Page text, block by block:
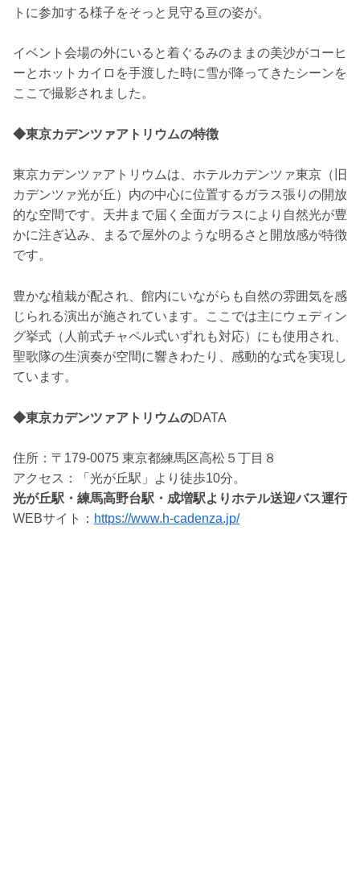
トに参加する様子をそっと見守る亘の姿が。
イベント会場の外にいると着ぐるみのままの美沙がコーヒ
ーとホットカイロを手渡した時に雪が降ってきたシーンを
ここで撮影されました。
◆東京カデンツァアトリウムの特徴
東京カデンツァアトリウムは、ホテルカデンツァ東京（旧
カデンツァ光が丘）内の中心に位置するガラス張りの開放
的な空間です。天井まで届く全面ガラスにより自然光が豊
かに注ぎ込み、まるで屋外のような明るさと開放感が特徴
です。
豊かな植栽が配され、館内にいながらも自然の雰囲気を感
じられる演出が施されています。ここでは主にウェディン
グ挙式（人前式チャペル式いずれも対応）にも使用され、
聖歌隊の生演奏が空間に響きわたり、感動的な式を実現し
ています。
◆東京カデンツァアトリウムのDATA
住所：〒179-0075 東京都練馬区高松５丁目８
アクセス：「光が丘駅」より徒歩10分。
光が丘駅・練馬高野台駅・成増駅よりホテル送迎バス運行
WEBサイト： https://www.h-cadenza.jp/